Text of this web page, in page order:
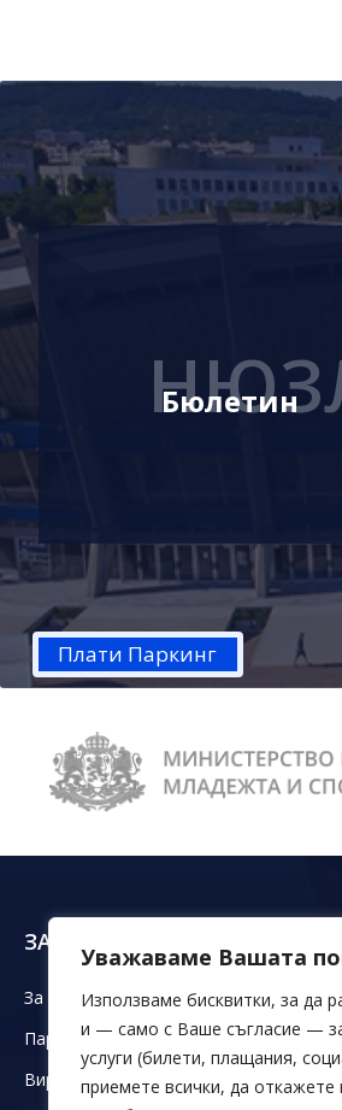
Уважаваме Вашата
Използваме бисквитки, за да
и — само с Ваше съгласие —
услуги (билети, плащания,
приемете всички, да
Бюлетин
ЗА НАС
За ДКС
Партньори
Виртуален тур
Зала
Зали
Зала 20
Плати Паркинг